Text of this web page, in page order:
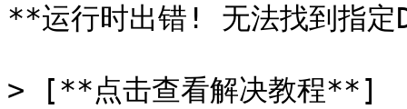
**运行时出错! 无法找到指
> [**点击查看解决教程**]